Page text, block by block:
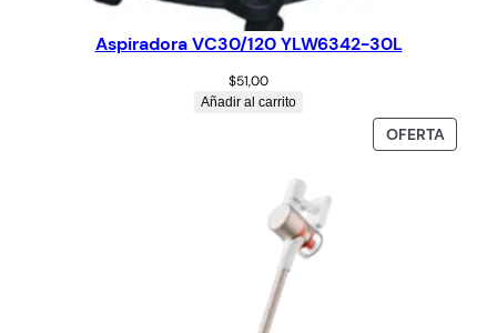
Aspiradora VC30/120 YLW6342-30L
$51,00
Añadir al carrito
OFERTA